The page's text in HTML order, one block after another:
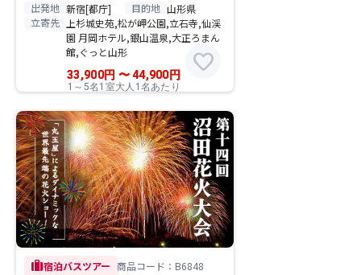
出発地 新宿[都庁] 目的地 山形県
立寄先
上杉城史苑,松が岬公園,立石寺,仙渓
園 月岡ホテル,銀山温泉,大正ろまん
館,ぐっと山形
33,900円 〜44,900 円
1～5名1室大人1名あたり
favorite
trip宿泊バスツアー 商品コード：B6848